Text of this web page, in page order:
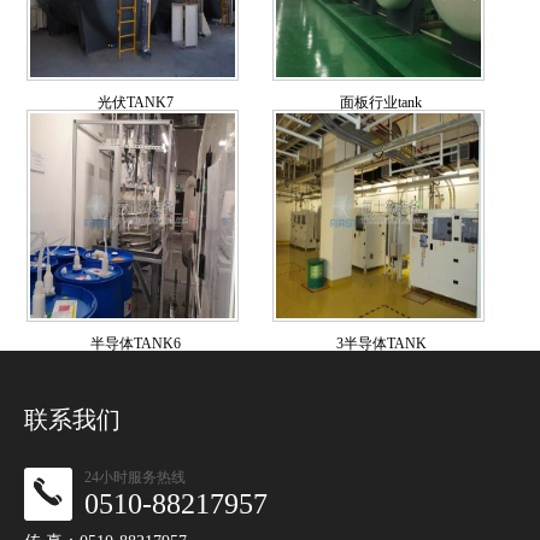
光伏TANK7 面板行业tank
半导体TANK6 3半导体TANK
联系我们
24小时服务热线
0510-88217957